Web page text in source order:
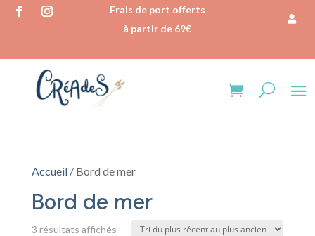
Frais de port offerts
à partir de 69€
Accueil/ Bord de mer
Bord de mer
3 résultats affichésTrié